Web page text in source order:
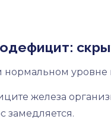
уровне
железа
замедляется.